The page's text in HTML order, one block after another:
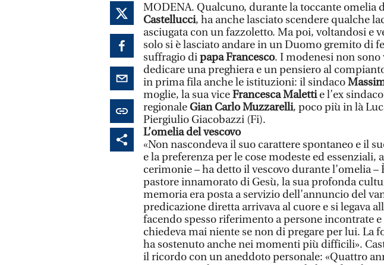
MODENA. Qualcuno, durante la toccante omelia
Castellucci, ha anche lasciato scendere qualche
asciugata con un fazzoletto. Ma poi, voltandosi e
solo si è lasciato andare in un Duomo gremito di
suffragio dipapa Francesco. I modenesi non
dedicare una preghiera e un pensiero al
in prima fila anche le istituzioni: il sindaco
moglie, la sua viceFrancesca Malettie l’ex
regionaleGian Carlo Muzzarelli, poco più in là
Piergiulio Giacobazzi (Fi).
L’omelia del vescovo
«Non nascondeva il suo carattere spontaneo e il
e la preferenza per le cose modeste ed essenziali,
cerimonie – ha detto il vescovo durante l’omelia
pastore innamorato di Gesù, la sua profonda
memoria era posta a servizio dell’annuncio del
predicazione diretta arrivava al cuore e si legava
facendo spesso riferimento a persone incontrate
chiedeva mai niente se non di pregare per lui. La
ha sostenuto anche nei momenti più difficili».
il ricordo con un aneddoto personale: «Quattro